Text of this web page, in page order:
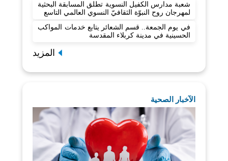
شعبة مدارس الكفيل النسوية تطلق المسابقة البحثية
لمهرجان روح النبوّة الثقافيّ النسوي العالمي التاسع
في يوم الجمعة.. قسم الشعائر يتابع خدمات المواكب
الحسينية في مدينة كربلاء المقدسة
المزيد
الآخبار الصحية